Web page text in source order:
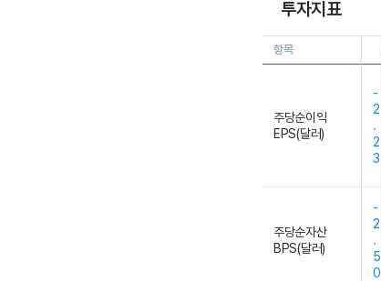
투자지표
항목
주당순이익
EPS(달러)
-
2
.
2
3
주당순자산
BPS(달러)
-
2
.
5
0